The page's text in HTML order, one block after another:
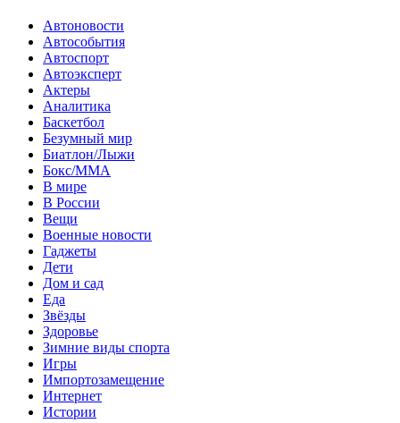
Автоновости
Автособытия
Автоспорт
Автоэксперт
Актеры
Аналитика
Баскетбол
Безумный мир
Биатлон/Лыжи
Бокс/MMA
В мире
В России
Вещи
Военные новости
Гаджеты
Дети
Дом и сад
Еда
Звёзды
Здоровье
Зимние виды спорта
Игры
Импортозамещение
Интернет
Истории